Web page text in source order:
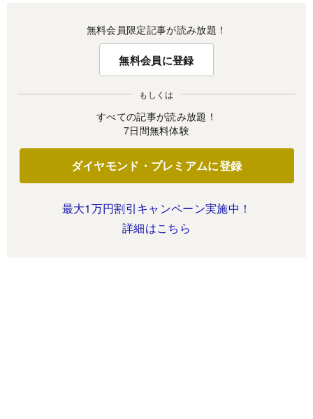
無料会員限定記事が読み放題！
無料会員に登録
もしくは
すべての記事が読み放題！
7日間無料体験
ダイヤモンド・プレミアムに登録
最大1万円割引キャンペーン実施中！
詳細はこちら